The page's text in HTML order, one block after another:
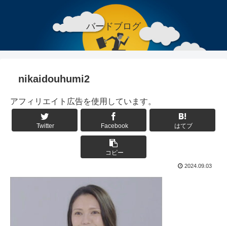
バードブログ
nikaidouhumi2
アフィリエイト広告を使用しています。
Twitter Facebook はてブ
コピー
2024.09.03